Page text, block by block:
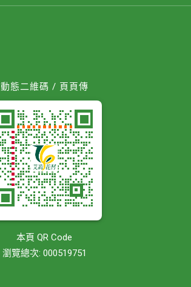
動態二維碼 / 頁頁傳
本頁 QR Code
瀏覽總次: 000519751